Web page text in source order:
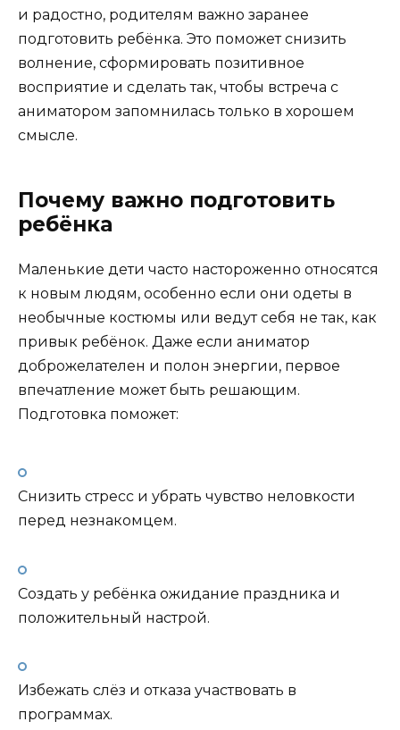
и радостно, родителям важно заранее
подготовить ребёнка. Это поможет снизить
волнение, сформировать позитивное
восприятие и сделать так, чтобы встреча с
аниматором запомнилась только в хорошем
смысле.
Почему важно подготовить
ребёнка
Маленькие дети часто настороженно относятся
к новым людям, особенно если они одеты в
необычные костюмы или ведут себя не так, как
привык ребёнок. Даже если аниматор
доброжелателен и полон энергии, первое
впечатление может быть решающим.
Подготовка поможет:
Снизить стресс и убрать чувство неловкости
перед незнакомцем.
Создать у ребёнка ожидание праздника и
положительный настрой.
Избежать слёз и отказа участвовать в
программах.